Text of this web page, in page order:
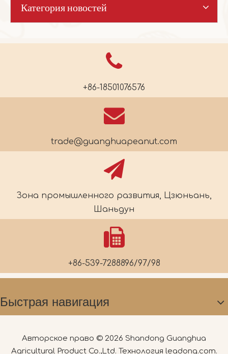
Категория новостей
+86-18501076576
trade@guanghuapeanut.com
Зона промышленного развития, Цзюньань,
Шаньдун
+86-539-7288896/97/98
Быстрая навигация
Авторское право © 2026 Shandong Guanghua
Agricultural Product Co.,Ltd. Технология leadong.com.